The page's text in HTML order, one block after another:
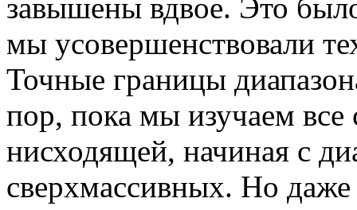
завышены вдвое. Это
мы усовершенствовали
Точные границы
пор, пока мы изучаем
нисходящей, начиная с
сверхмассивных. Но